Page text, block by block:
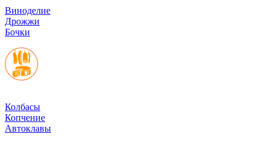
Виноделие
Дрожжи
Бочки
Колбасы
Копчение
Автоклавы